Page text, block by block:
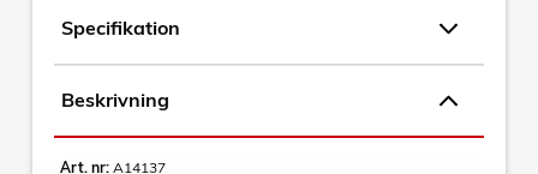
Specifikation
Beskrivning
Art. nr: A14137